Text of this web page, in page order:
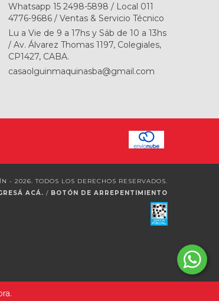
Whatsapp 15 2498-5898 / Local 011
4776-9686 / Ventas & Servicio Técnico
Lu a Vie de 9 a 17hs y Sáb de 10 a 13hs
/ Av. Álvarez Thomas 1197, Colegiales,
CP1427, CABA.
casaolguinmaquinasba@gmail.com
- 2026. TODOS LOS DERECHOS RESERVADOS.
ACÁ. / BOTÓN DE ARREPENTIMIENTO